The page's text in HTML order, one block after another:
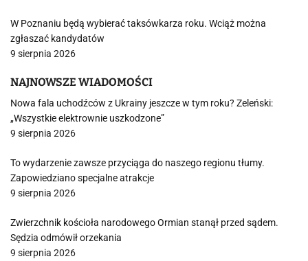
W Poznaniu będą wybierać taksówkarza roku. Wciąż można
zgłaszać kandydatów
9 sierpnia 2026
NAJNOWSZE WIADOMOŚCI
Nowa fala uchodźców z Ukrainy jeszcze w tym roku? Zeleński:
„Wszystkie elektrownie uszkodzone”
9 sierpnia 2026
To wydarzenie zawsze przyciąga do naszego regionu tłumy.
Zapowiedziano specjalne atrakcje
9 sierpnia 2026
Zwierzchnik kościoła narodowego Ormian stanął przed sądem.
Sędzia odmówił orzekania
9 sierpnia 2026